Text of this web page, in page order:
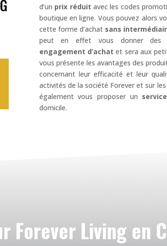
d’un prix réduit avec les codes
boutique en ligne. Vous pouvez alors
cette forme d’achat sans
peut en effet vous donner des
engagement d’achat et sera aux
vous présente les avantages des
concernant leur efficacité et leur
activités de la société Forever et sur
également vous proposer un
domicile.
Forever Living en